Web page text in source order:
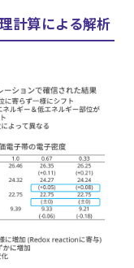
計算による解析